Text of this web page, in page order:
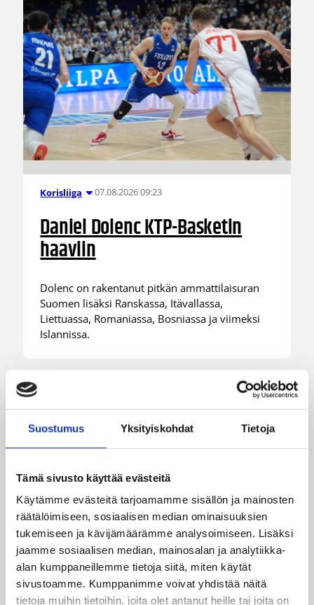
Suostumus Yksityiskohdat Tietoja
Tämä sivusto käyttää evästeitä
Käytämme evästeitä tarjoamamme sisällön ja mainosten
räätälöimiseen, sosiaalisen median ominaisuuksien
tukemiseen ja kävijämäärämme analysoimiseen. Lisäksi
jaamme sosiaalisen median, mainosalan ja analytiikka-
alan kumppaneillemme tietoja siitä, miten käytät
sivustoamme. Kumppanimme voivat yhdistää näitä
tietoja muihin tietoihin, joita olet antanut heille tai joita on
Korisliiga 07.08.2026 09:23
Daniel Dolenc KTP-Basketin
haaviin
Dolenc on rakentanut pitkän ammattilaisuran
Suomen lisäksi Ranskassa, Itävallassa,
Liettuassa, Romaniassa, Bosniassa ja viimeksi
Islannissa.
Korisliiga 05.08.2026 11:34
Seagulls hankki taitoa ja